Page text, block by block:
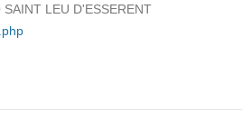
LEU D'ESSERENT